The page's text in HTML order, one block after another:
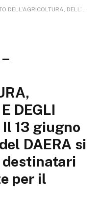
2026 Il Ministro del DAERA si congratula con i destinatari delle onorificenze per il compleanno
DEGLI
Il 13 giugno
DAERA si
per il